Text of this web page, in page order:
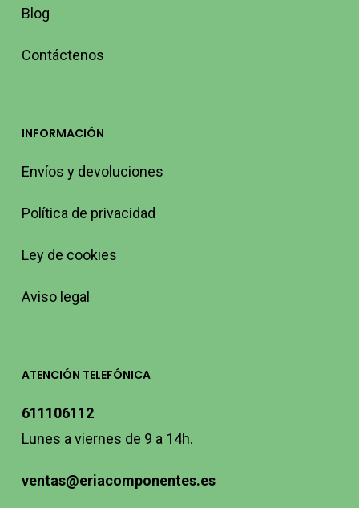
Blog
Contáctenos
INFORMACIÓN
Envíos y devoluciones
Política de privacidad
Ley de cookies
Aviso legal
ATENCIÓN TELEFÓNICA
611106112
Lunes a viernes de 9 a 14h.
ventas@eriacomponentes.es